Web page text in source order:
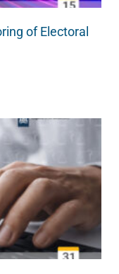
of Electoral